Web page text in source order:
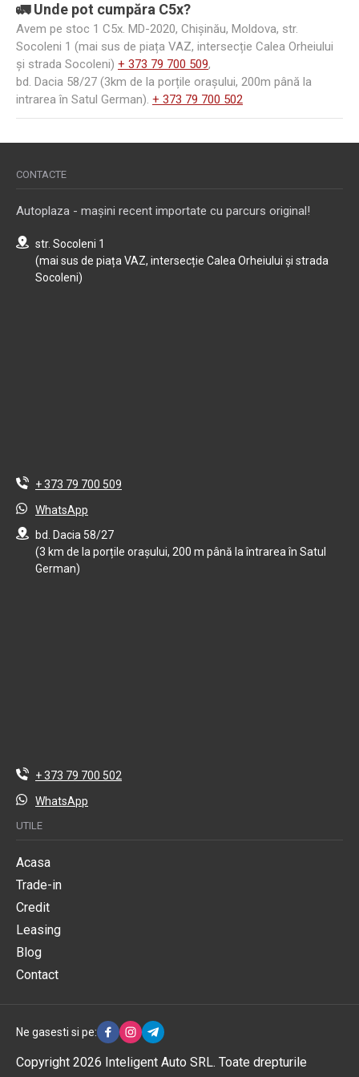
🚛 Unde pot cumpăra C5x?
Avem pe stoc 1 C5x. MD-2020, Chișinău, Moldova, str.
Socoleni 1 (mai sus de piața VAZ, intersecție Calea Orheiului
și strada Socoleni) + 373 79 700 509,
bd. Dacia 58/27 (3km de la porțile orașului, 200m până la
intrarea în Satul German). + 373 79 700 502
CONTACTE
Autoplaza - mașini recent importate cu parcurs original!
str. Socoleni 1
(mai sus de piața VAZ, intersecție Calea Orheiului și strada
Socoleni)
+ 373 79 700 509
WhatsApp
bd. Dacia 58/27
(3 km de la porțile orașului, 200 m până la întrarea în Satul
German)
+ 373 79 700 502
WhatsApp
UTILE
Acasa
Trade-in
Credit
Leasing
Blog
Contact
Ne gasesti si pe:
Copyright 2026 Inteligent Auto SRL. Toate drepturile